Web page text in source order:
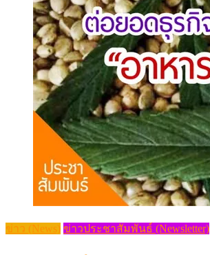
ข่าว (News) ข่าวประชาสัมพันธ์ (Newsletter)